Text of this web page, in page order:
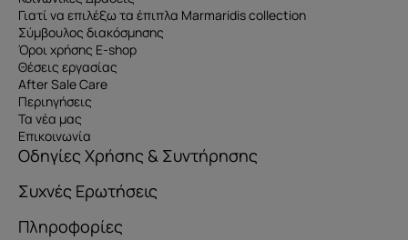
Γιατί να επιλέξω τα έπιπλα Marmaridis collection
Σύμβουλος διακόσμησης
Όροι χρήσης E-shop
Θέσεις εργασίας
After Sale Care
Περιηγήσεις
Τα νέα μας
Επικοινωνία
Οδηγίες Χρήσης & Συντήρησης
Συχνές Ερωτήσεις
Πληροφορίες